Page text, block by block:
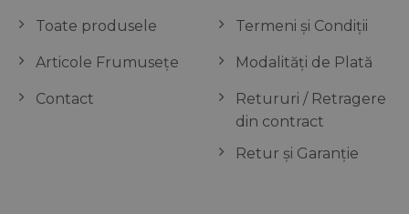
Toate produsele
Articole Frumusețe
Contact
Termeni și Condiții
Modalități de Plată
Retururi / Retragere
din contract
Retur și Garanție